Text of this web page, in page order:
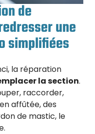
de
une
simplifiées
la réparation
la section.
raccorder,
affûtée, des
de mastic, le